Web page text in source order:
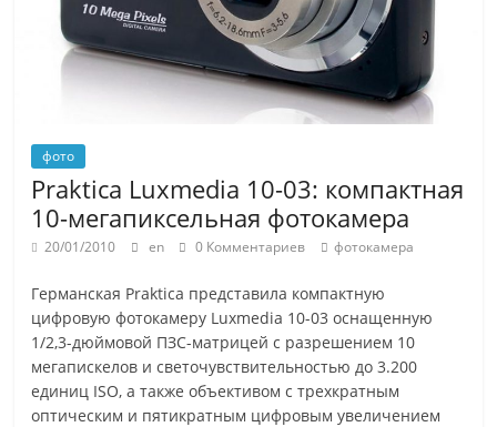
фото
Praktica Luxmedia 10-03: компактная
10-мегапиксельная фотокамера
20/01/2010 en 0 Комментариев фотокамера
Германская Praktica представила компактную
цифровую фотокамеру Luxmedia 10-03 оснащенную
1/2,3-дюймовой ПЗС-матрицей с разрешением 10
мегапискелов и светочувствительностью до 3.200
единиц ISO, а также объективом с трехкратным
оптическим и пятикратным цифровым увеличением